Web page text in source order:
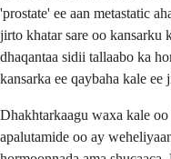
'prostate' ee aan metastatic
jirto khatar sare oo kansarku
dhaqantaa sidii tallaabo ka
kansarka ee qaybaha kale ee
Dhakhtarkaagu waxa kale
apalutamide oo ay